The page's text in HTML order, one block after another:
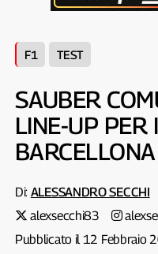
F1 TEST
SAUBER
LINE-UP PER
BARCELLONA
Di: ALESSANDRO SECCHI
alexsecchi83
Pubblicato il 12 Febbraio